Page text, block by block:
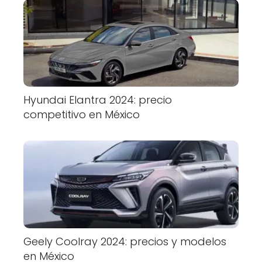
Hyundai Elantra 2024: precio
competitivo en México
Geely Coolray 2024: precios y modelos
en México